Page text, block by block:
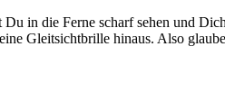
in die Ferne scharf sehen und
Gleitsichtbrille hinaus. Also